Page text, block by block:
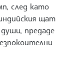
след като
щат
предаде